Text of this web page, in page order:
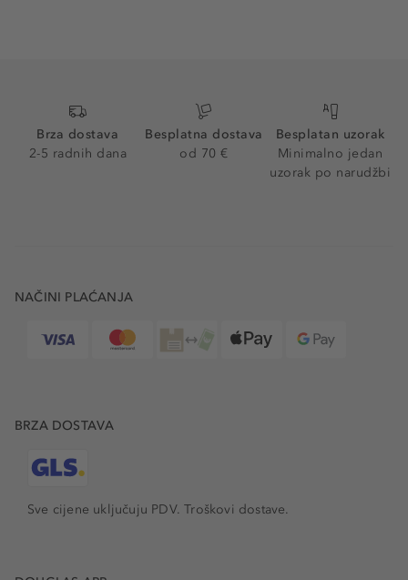
Brza dostava
2-5 radnih dana
Besplatna dostava
od 70 €
Besplatan uzorak
Minimalno jedan
uzorak po narudžbi
NAČINI PLAĆANJA
BRZA DOSTAVA
Sve cijene uključuju PDV.Troškovi dostave.